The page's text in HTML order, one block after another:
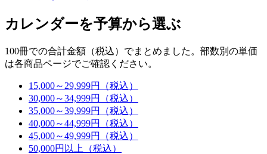
カレンダーを予算から選ぶ
100冊での合計金額（税込）でまとめました。部数別の単価
は各商品ページでご確認ください。
15,000～29,999円（税込）
30,000～34,999円（税込）
35,000～39,999円（税込）
40,000～44,999円（税込）
45,000～49,999円（税込）
50,000円以上（税込）